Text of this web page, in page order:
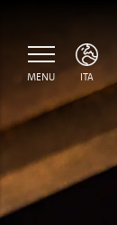
MENU ITA